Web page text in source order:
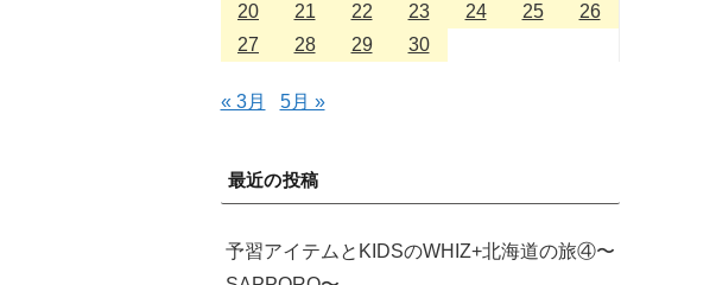
20
21 22 23 24 25
26
27
28 29 30
« 3月 5月 »
最近の投稿
予習アイテムとKIDSのWHIZ+北海道の旅④〜